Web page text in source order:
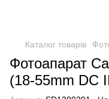
Каталог товарів
Фотоапарат
(18-55mm DC